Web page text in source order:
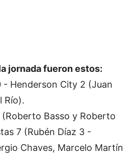
jornada fueron estos:
Henderson City 2 (Juan
Río).
Basso y Roberto
7 (Rubén Díaz 3 -
Chaves, Marcelo Martín